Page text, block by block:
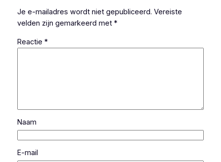
Je e-mailadres wordt niet gepubliceerd. Vereiste
velden zijn gemarkeerd met *
Reactie *
Naam
E-mail